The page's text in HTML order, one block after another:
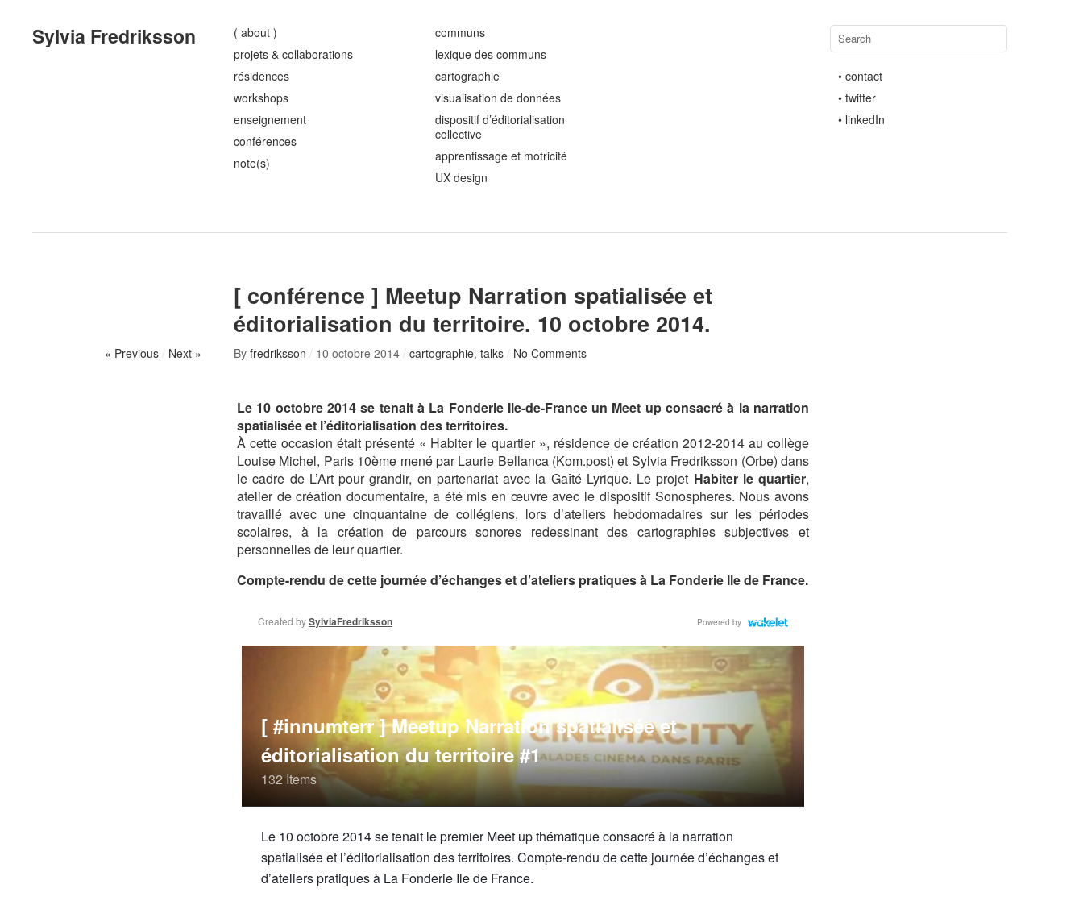
Sylvia Fredriksson
( about )
projets & collaborations
résidences
workshops
enseignement
conférences
note(s)
communs
lexique des communs
cartographie
visualisation de données
dispositif d’éditorialisation
collective
apprentissage et motricité
UX design
• contact
• twitter
• linkedIn
[ conférence ] Meetup Narration spatialisée et
éditorialisation du territoire. 10 octobre 2014.
« Previous / Next » By fredriksson / 10 octobre 2014 / cartographie, talks / No Comments
Le 10 octobre 2014 se tenait à La Fonderie Ile-de-France un Meet up consacré à la narration
spatialisée et l’éditorialisation des territoires.
À cette occasion était présenté « Habiter le quartier », résidence de création 2012-2014 au collège
Louise Michel, Paris 10ème mené par Laurie Bellanca (Kom.post) et Sylvia Fredriksson (Orbe) dans
le cadre de L’Art pour grandir, en partenariat avec la Gaîté Lyrique. Le projet Habiter le quartier,
atelier de création documentaire, a été mis en œuvre avec le dispositif Sonospheres. Nous avons
travaillé avec une cinquantaine de collégiens, lors d’ateliers hebdomadaires sur les périodes
scolaires, à la création de parcours sonores redessinant des cartographies subjectives et
personnelles de leur quartier.
Compte-rendu de cette journée d’échanges et d’ateliers pratiques à La Fonderie Ile de France.